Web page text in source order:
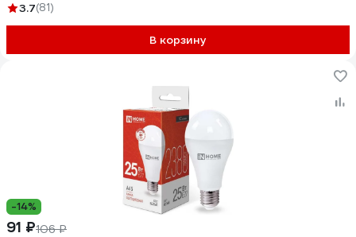
3.7(81)
В корзину
-14%
91 ₽106 ₽